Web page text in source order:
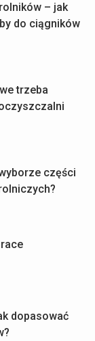
– jak
do ciągników
trzeba
części
dopasować